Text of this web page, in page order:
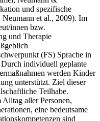
und spezifische
Neumann et al., 2009). Im
innen bzw.
und Therapie
(FS) Sprache in
individuell geplante
werden Kinder
unterstützt. Ziel dieser
Teilhabe.
aller Personen,
eine bedeutsame
sind